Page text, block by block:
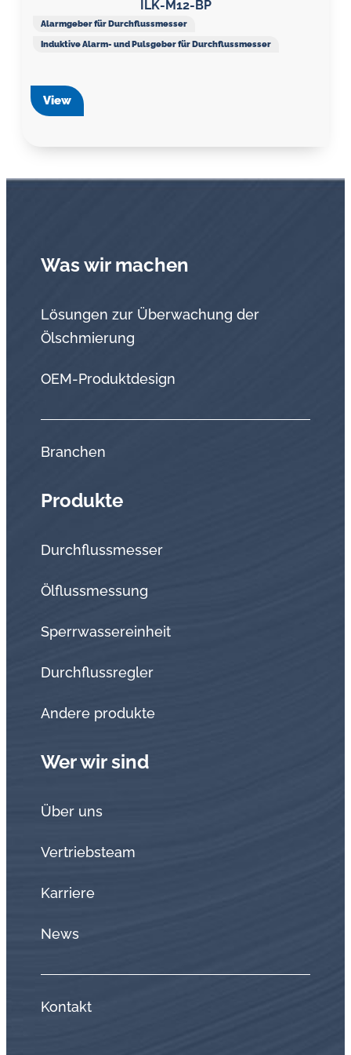
ILK-M12-BP
Alarmgeber für Durchflussmesser
Induktive Alarm- und Pulsgeber für Durchflussmesser
View
Was wir machen
Lösungen zur Überwachung der
Ölschmierung
OEM-Produktdesign
Branchen
Produkte
Durchflussmesser
Ölflussmessung
Sperrwassereinheit
Durchflussregler
Andere produkte
Wer wir sind
Über uns
Vertriebsteam
Karriere
News
Kontakt